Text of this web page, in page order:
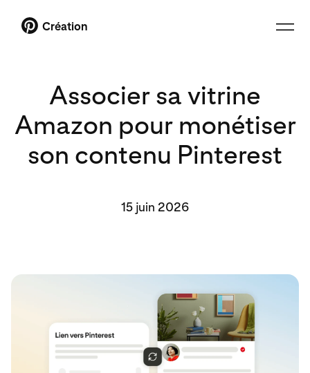
Création
Associer sa vitrine
Amazon pour monétiser
son contenu Pinterest
15 juin 2026